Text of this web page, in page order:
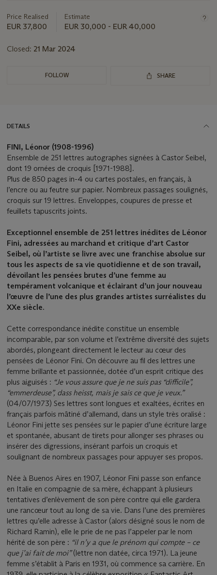
about
this
Price Realised
EUR 37,800
Estimate
EUR 30,000 - EUR 40,000
Closed: 21 Mar 2024
FOLLOW SHARE
DETAILS
FINI, Léonor (1908-1996)
Ensemble de 251 lettres autographes signées à Castor Seibel,
dont 19 ornées de croquis [1971-1988].
Plus de 850 pages in-4 ou cartes postales, en français, à
l’encre ou au feutre sur papier. Nombreux passages soulignés,
croquis sur 19 lettres. Enveloppes, coupures de presse et
feuillets tapuscrits joints.
Exceptionnel ensemble de 251 lettres inédites de Léonor
Fini, adressées au marchand et critique d’art Castor
Seibel, où l’artiste se livre avec une franchise absolue sur
tous les aspects de sa vie quotidienne et de son travail,
dévoilant les pensées brutes d’une femme au
tempérament volcanique et éclairant d’un jour nouveau
l’œuvre de l’une des plus grandes artistes surréalistes du
XXe siècle.
Cette correspondance inédite constitue un ensemble
incomparable, par son volume et l’extrême diversité des sujets
abordés, plongeant directement le lecteur au cœur des
pensées de Léonor Fini. On découvre au fil des lettres une
femme brillante et passionnée, dotée d’un esprit critique des
plus aiguisés : “Je vous assure que je ne suis pas “difficile”,
“emmerdeuse”, dass heisst, mais je sais ce que je veux.”
(04/07/1973) Ses lettres sont longues et exaltées, écrites en
français parfois mâtiné d’allemand, dans un style très oralisé :
Léonor Fini jette ses pensées sur le papier d’une écriture large
et spontanée, abusant de tirets pour allonger ses phrases ou
insérer des digressions, insérant parfois un croquis et
soulignant de nombreux passages pour appuyer ses propos.
Née à Buenos Aires en 1907, Léonor Fini passe son enfance
en Italie en compagnie de sa mère, échappant à plusieurs
tentatives d’enlèvement de son père contre qui elle gardera
une rancœur tout au long de sa vie. Dans l’une des premières
lettres qu’elle adresse à Castor (alors désigné sous le nom de
Richard Ramin), elle le prie de ne pas l’appeler par le nom
hérité de son père : “il n’y a que le prénom qui compte – ce
que j’ai fait de moi”(lettre non datée, circa 1971). La jeune
femme s’établit à Paris en 1931, où commence sa carrière. En